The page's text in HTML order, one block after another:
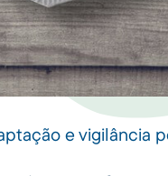
e vigilância